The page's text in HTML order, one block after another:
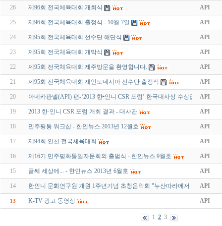
26 제96회 전국체육대회 개회식 API
25 제96회 전국체육대회 출정식 - 10월 7일 API
24 제95회 전국체육대회 선수단 해단식 API
23 제95회 전국체육대회 개막식 API
22 제95회 전국체육대회 제주방문을 환영합니다. API
21 제95회 전국체육대회 재인도네시아 선수단 출정식 API
20 아네카판넬(API) 편-‘2013 한•인니 CSR 포럼’ 한국대사상 수상업체 -…
API
19 2013 한·인니 CSR 포럼 개최 결과 - 대사관 API
18 민주평통 워크샵 - 한인뉴스 2013년 12월호 API
17 제94회 인천 전국체육대회 API
16 제16기 민주평화통일자문회의 출범식 - 한인뉴스 9월호 API
15 글쎄 세상에... - 한인뉴스 2013년 6월호 API
14 한인니 문화연구원 개원 1주년기념 초청음악회 "누산따라에서 한반…
API
13 K-TV 광고 동영상 API
1 2 3